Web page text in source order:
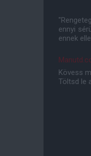
ennyi
ennek
Kövess
Töltsd le